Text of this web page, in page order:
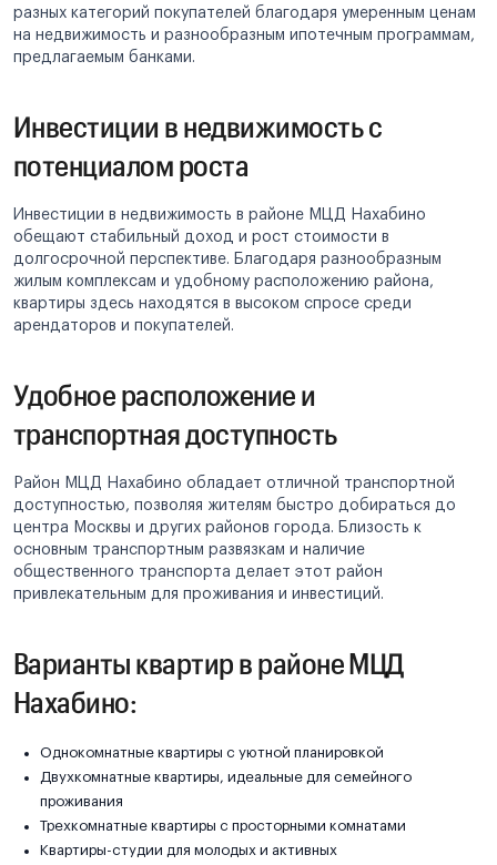
разных категорий покупателей благодаря умеренным ценам
на недвижимость и разнообразным ипотечным программам,
предлагаемым банками.
Инвестиции в недвижимость с
потенциалом роста
Инвестиции в недвижимость в районе МЦД Нахабино
обещают стабильный доход и рост стоимости в
долгосрочной перспективе. Благодаря разнообразным
жилым комплексам и удобному расположению района,
квартиры здесь находятся в высоком спросе среди
арендаторов и покупателей.
Удобное расположение и
транспортная доступность
Район МЦД Нахабино обладает отличной транспортной
доступностью, позволяя жителям быстро добираться до
центра Москвы и других районов города. Близость к
основным транспортным развязкам и наличие
общественного транспорта делает этот район
привлекательным для проживания и инвестиций.
Варианты квартир в районе МЦД
Нахабино:
Однокомнатные квартиры с уютной планировкой
Двухкомнатные квартиры, идеальные для семейного
проживания
Трехкомнатные квартиры с просторными комнатами
Квартиры-студии для молодых и активных